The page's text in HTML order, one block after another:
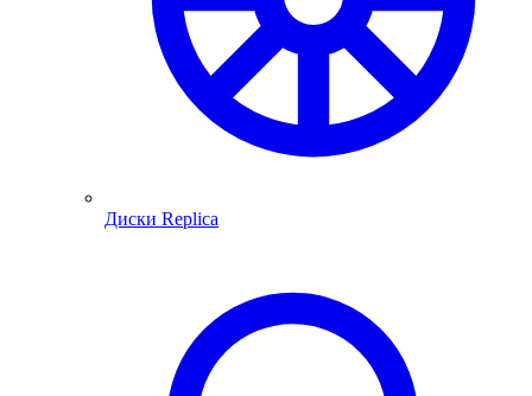
Диски Replica